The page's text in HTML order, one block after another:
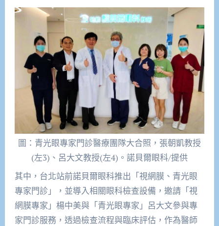
圖：青光眼專家門診醫療團隊大合照，張朝凱教授
(左3)、呂大文教授(左4)。諾貝爾眼科/提供
其中，台北站前諾貝爾眼科推出「視網膜、青光眼
專家門診」，並導入相關眼科檢查設備，邀請「視
網膜專家」楊中美與「青光眼專家」呂大文參與專
家門診服務，透過檢查流程與臨床評估，作為醫師